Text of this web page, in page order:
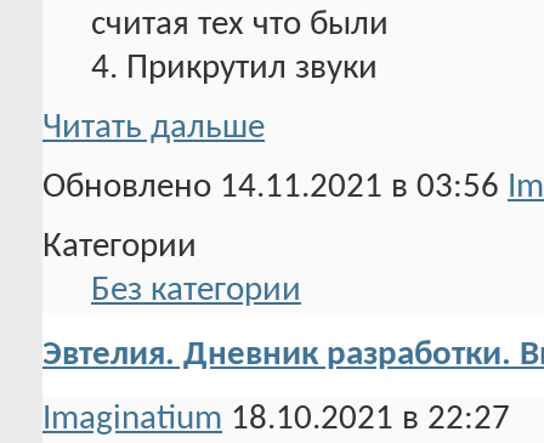
считая тех что были
4. Прикрутил звуки
Читать дальше
Обновлено 14.11.2021 в 03:56
Категории
Без категории
Эвтелия. Дневник
Imaginatium 18.10.2021 в 22:27